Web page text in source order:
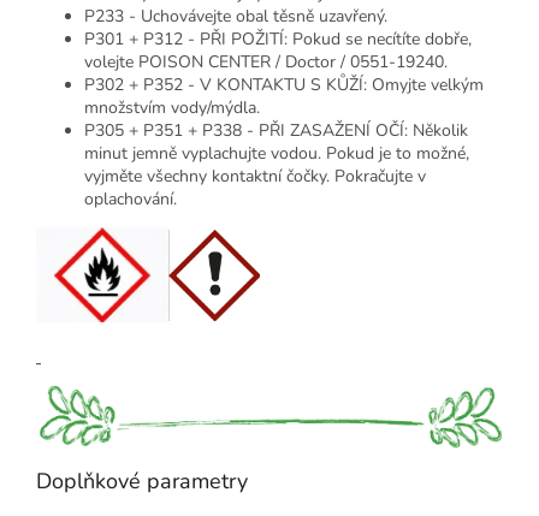
P233 - Uchovávejte obal těsně uzavřený.
P301 + P312 - PŘI POŽITÍ: Pokud se necítíte dobře,
volejte POISON CENTER / Doctor / 0551-19240.
P302 + P352 - V KONTAKTU S KŮŽÍ: Omyjte velkým
množstvím vody/mýdla.
P305 + P351 + P338 - PŘI ZASAŽENÍ OČÍ: Několik
minut jemně vyplachujte vodou. Pokud je to možné,
vyjměte všechny kontaktní čočky. Pokračujte v
oplachování.
Doplňkové parametry